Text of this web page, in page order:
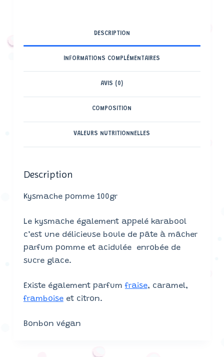
DESCRIPTION
INFORMATIONS COMPLÉMENTAIRES
AVIS (0)
COMPOSITION
VALEURS NUTRITIONNELLES
Description
Kysmache pomme 100gr
Le kysmache également appelé karabool
c’est une délicieuse boule de pâte à mâcher
parfum pomme et acidulée enrobée de
sucre glace.
Existe également parfumfraise, caramel,
framboiseet citron.
Bonbon végan